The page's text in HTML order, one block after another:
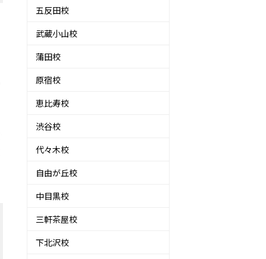
五反田校
武蔵小山校
蒲田校
原宿校
恵比寿校
渋谷校
代々木校
自由が丘校
中目黒校
三軒茶屋校
下北沢校